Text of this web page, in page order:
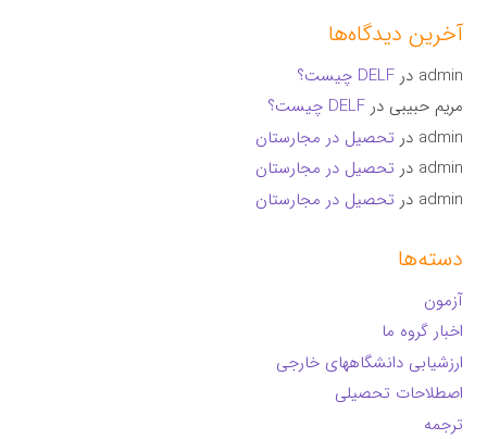
آخرین دیدگاه‌ها
admin درDELF چیست؟
مریم حبیبی درDELF چیست؟
admin در تحصیل در مجارستان
admin در تحصیل در مجارستان
admin در تحصیل در مجارستان
دسته‌ها
آزمون
اخبار گروه ما
ارزشیابی دانشگاههای خارجی
اصطلاحات تحصیلی
ترجمه